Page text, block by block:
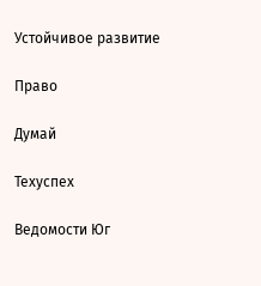
Устойчивое развитие
Право
Думай
Техуспех
Ведомости Юг